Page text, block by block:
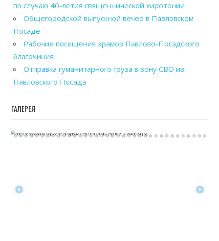
по случаю 40-летия священнической хиротонии
Общегородской выпускной вечер в Павловском
Посаде
Рабочие посещения храмов Павлово-Посадского
благочиния
Отправка гуманитарного груза в зону СВО из
Павловского Посада
ГАЛЕРЕЯ